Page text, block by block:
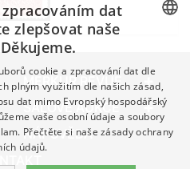
MERKUR REVUE
SÁLOVÉ AUKCE
NÁPOVĚDA
GERMAN
ENGLISH
dat
zlepšovat naše
cookie a zpracování dat dle
plným využitím dle našich zásad,
dat mimo Evropský hospodářský
vaše osobní údaje a soubory
Přečtěte si naše zásady ochrany
údajů.